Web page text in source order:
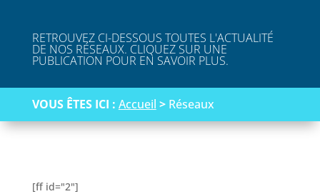
RETROUVEZ CI-DESSOUS TOUTES L'ACTUALITÉ
DE NOS RÉSEAUX. CLIQUEZ SUR UNE
PUBLICATION POUR EN SAVOIR PLUS.
VOUS ÊTES ICI : Accueil > Réseaux
[ff id="2"]